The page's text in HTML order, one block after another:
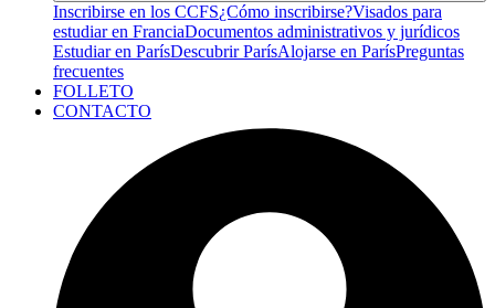
Inscribirse en los CCFS¿Cómo inscribirse?Visados para
estudiar en FranciaDocumentos administrativos y jurídicos
Estudiar en ParísDescubrir ParísAlojarse en ParísPreguntas
frecuentes
FOLLETO
CONTACTO